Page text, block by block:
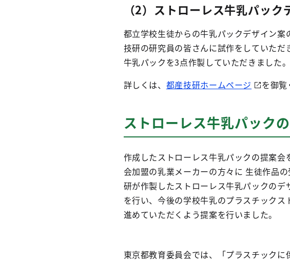
（2）ストローレス牛乳パック
都立学校生徒からの牛乳パックデザイン
技研の研究員の皆さんに試作をしていた
牛乳パックを3点作製していただきました。
詳しくは、 都産技研ホームページ を御覧
ストローレス牛乳パック
作成したストローレス牛乳パックの提案会
会加盟の乳業メーカーの方々に 生徒作品
研が作製したストローレス牛乳パックのデ
を行い、今後の学校牛乳のプラスチックス
進めていただくよう提案を行いました。
東京都教育委員会では、「プラスチック